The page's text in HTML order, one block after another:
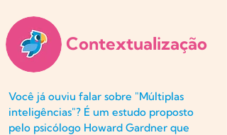
Contextualização
Você já ouviu falar sobre "Múltiplas
inteligências"? É um estudo proposto
pelo psicólogo Howard Gardner que